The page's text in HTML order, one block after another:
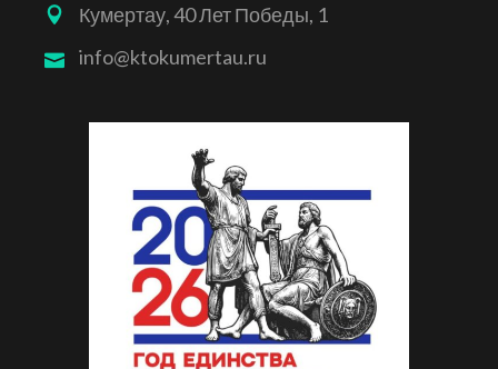
Кумертау, 40 Лет Победы, 1
info@ktokumertau.ru